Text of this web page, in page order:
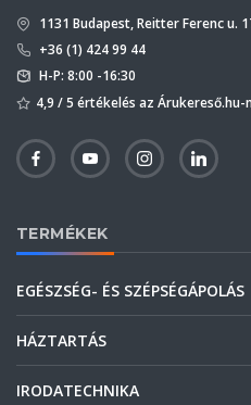
1131 Budapest, Reitter Ferenc u.
+36 (1) 424 99 44
H-P: 8:00 -16:30
4,9 / 5 értékelés az Árukereső.hu-
TERMÉKEK
EGÉSZSÉG- ÉS SZÉPSÉGÁPOLÁS
HÁZTARTÁS
IRODATECHNIKA